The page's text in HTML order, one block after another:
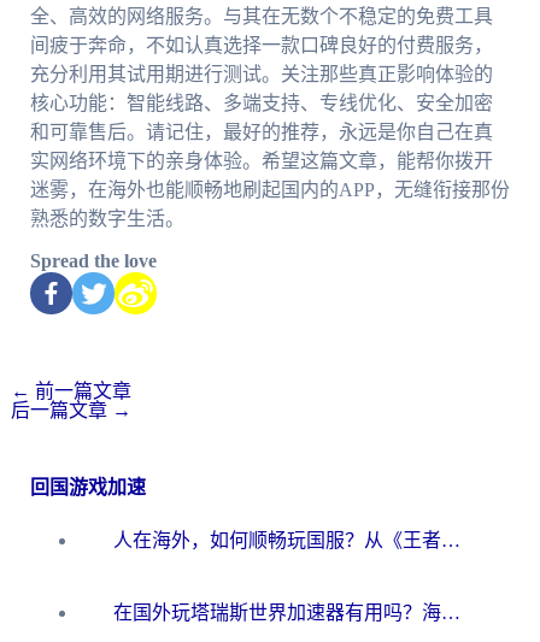
全、高效的网络服务。与其在无数个不稳定的免费工具
间疲于奔命，不如认真选择一款口碑良好的付费服务，
充分利用其试用期进行测试。关注那些真正影响体验的
核心功能：智能线路、多端支持、专线优化、安全加密
和可靠售后。请记住，最好的推荐，永远是你自己在真
实网络环境下的亲身体验。希望这篇文章，能帮你拨开
迷雾，在海外也能顺畅地刷起国内的APP，无缝衔接那份
熟悉的数字生活。
Spread the love
← 前一篇文章
后一篇文章 →
回国游戏加速
人在海外，如何顺畅玩国服？从《王者荣耀》到《云图计划》的加速器终极指南
在国外玩塔瑞斯世界加速器有用吗？海外玩家亲测后的真实答案